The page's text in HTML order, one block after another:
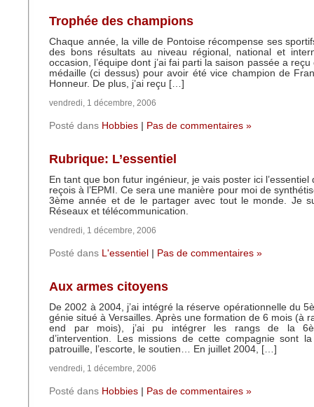
Trophée des champions
Chaque année, la ville de Pontoise récompense ses
des bons résultats au niveau régional, national et
occasion, l’équipe dont j’ai fai parti la saison passée a
médaille (ci dessus) pour avoir été vice champion de
Honneur. De plus, j’ai reçu […]
vendredi, 1 décembre, 2006
Posté dans Hobbies Pas de commentaires »
Rubrique: L’essentiel
En tant que bon futur ingénieur, je vais poster ici l’essentiel
reçois à l’EPMI. Ce sera une manière pour moi de
3ème année et de le partager avec tout le monde. Je
Réseaux et télécommunication.
vendredi, 1 décembre, 2006
Posté dans L'essentiel Pas de commentaires »
Aux armes citoyens
De 2002 à 2004, j’ai intégré la réserve opérationnelle du
génie situé à Versailles. Après une formation de 6 mois (à
end par mois), j’ai pu intégrer les rangs de la
d’intervention. Les missions de cette compagnie sont
patrouille, l’escorte, le soutien… En juillet 2004, […]
vendredi, 1 décembre, 2006
Posté dans Hobbies Pas de commentaires »